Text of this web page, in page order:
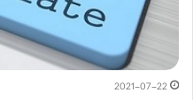
2021-07-22